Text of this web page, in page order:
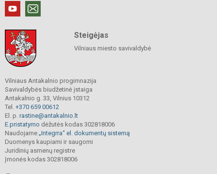
Steigėjas
Vilniaus miesto savivaldybė
Vilniaus Antakalnio progimnazija
Savivaldybės biudžetinė įstaiga
Antakalnio g. 33, Vilnius 10312
Tel. +370 659 00612
El. p. rastine@antakalnio.lt
E.pristatymo dėžutės kodas 302818006
Naudojame „Integrra“ el. dokumentų sistemą
Duomenys kaupiami ir saugomi
Juridinių asmenų registre
Įmonės kodas 302818006